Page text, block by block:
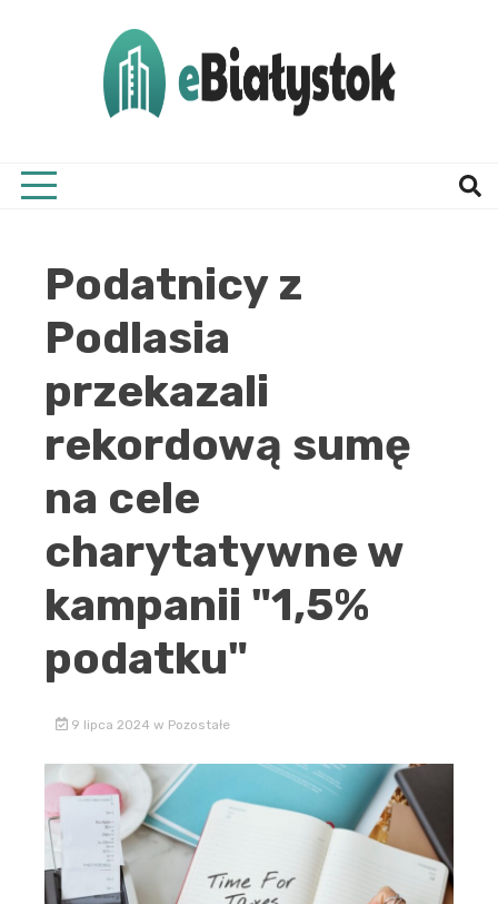
Podatnicy z
Podlasia
przekazali
rekordową sumę
na cele
charytatywne w
kampanii "1,5%
podatku"
9 lipca 2024 w Pozostałe